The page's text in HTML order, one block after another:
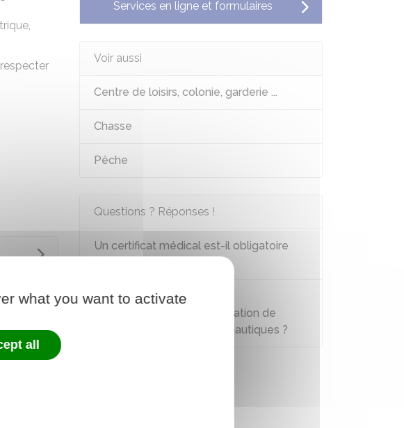
Services en ligne et formulaires
Voir aussi
Centre de loisirs, colonie, garderie ...
Chasse
Pêche
Questions ? Réponses !
Un certificat médical est-il obligatoire
Comment s'informer sur la
réglementation de la navigation de
plaisance, sports et loisirs nautiques ?
what you want to activate
all